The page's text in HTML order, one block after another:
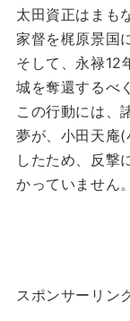
太田資正はまも
家督を梶原景国
そして、永禄12
城を奪還するべ
この行動には、
夢が、小田天庵
したため、反撃
かっていません。
スポンサーリン